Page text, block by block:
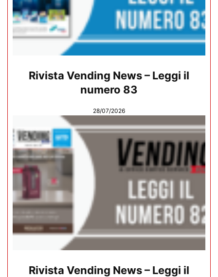
Rivista Vending News – Leggi il
numero 83
28/07/2026
Rivista Vending News – Leggi il